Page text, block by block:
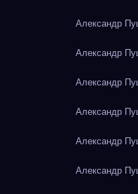
Александр
Александр
Александр
Александр
Александр
Александр